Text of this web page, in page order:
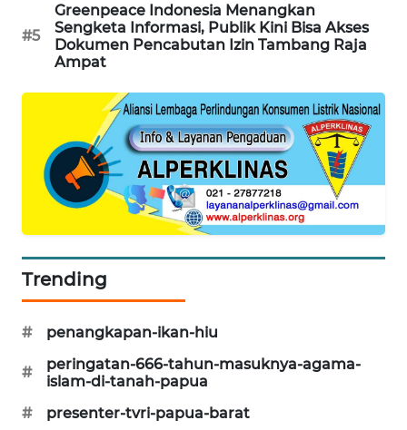
#5
Greenpeace Indonesia Menangkan
Sengketa Informasi, Publik Kini Bisa Akses
Dokumen Pencabutan Izin Tambang Raja
Ampat
Trending
# penangkapan-ikan-hiu
#
peringatan-666-tahun-masuknya-agama-
islam-di-tanah-papua
#
presenter-tvri-papua-barat
KARING
NEWS
JURNAL
HUMBANG
NEWS
GARONGGANG
FISUELRI
ENERGI
NEWS